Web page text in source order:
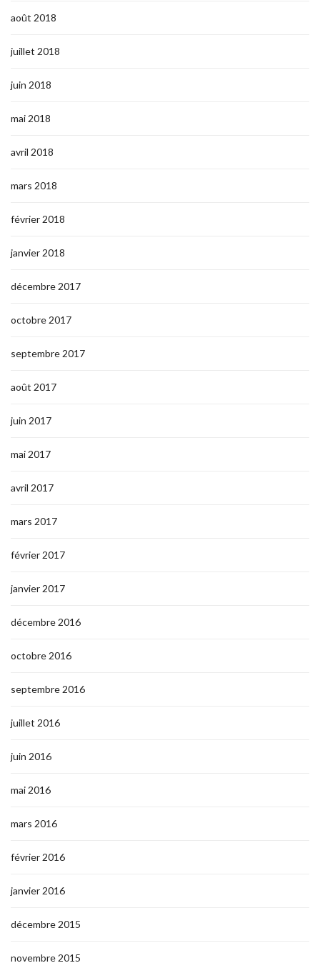
août 2018
juillet 2018
juin 2018
mai 2018
avril 2018
mars 2018
février 2018
janvier 2018
décembre 2017
octobre 2017
septembre 2017
août 2017
juin 2017
mai 2017
avril 2017
mars 2017
février 2017
janvier 2017
décembre 2016
octobre 2016
septembre 2016
juillet 2016
juin 2016
mai 2016
mars 2016
février 2016
janvier 2016
décembre 2015
novembre 2015